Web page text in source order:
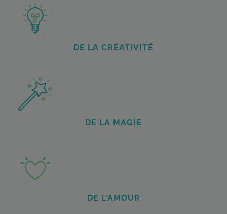
DE LA CRÉATIVITÉ
DE LA MAGIE
DE L'AMOUR